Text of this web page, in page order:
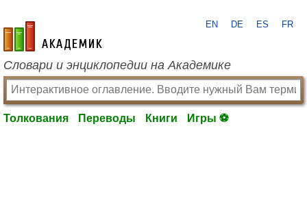
academic.ru
EN DE ES FR
Словари и энциклопедии на Академике
Толкования Переводы Книги Игры ⚽